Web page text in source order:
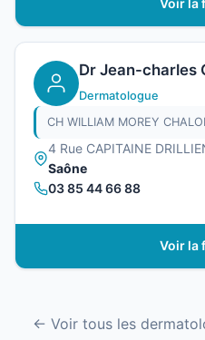
Voir la
Dr Jean-charles
Dermatologue
CH WILLIAM MOREY
4 Rue CAPITAINE
Saône
03 85 44 66 88
Voir la
← Voir tous les